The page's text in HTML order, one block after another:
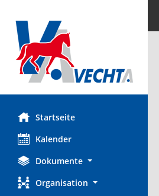
Startseite
Kalender
Dokumente
Organisation